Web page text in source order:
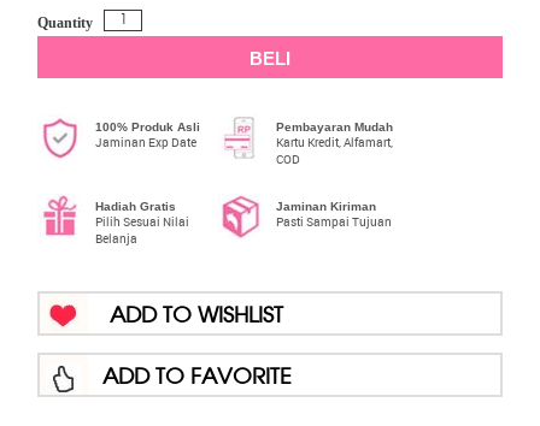
Quantity
BELI
100% Produk Asli
Jaminan Exp Date
Pembayaran Mudah
Kartu Kredit, Alfamart,
COD
Hadiah Gratis
Pilih Sesuai Nilai
Belanja
Jaminan Kiriman
Pasti Sampai Tujuan
ADD TO WISHLIST
ADD TO FAVORITE